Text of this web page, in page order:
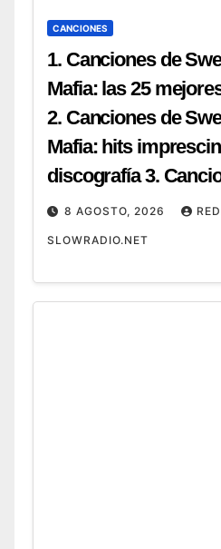
CANCIONES
1. Canciones de
Mafia: las 25
2. Canciones de
Mafia: hits
discografía 3.
House Mafia: top 20
fiesta 4. Canciones
8 AGOSTO, 2026
SLOWRADIO.NET